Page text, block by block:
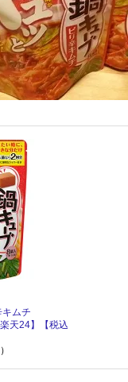
キムチ
天24】【税込